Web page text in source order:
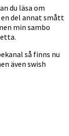
du läsa om
del annat smått
min sambo
så finns nu
även swish